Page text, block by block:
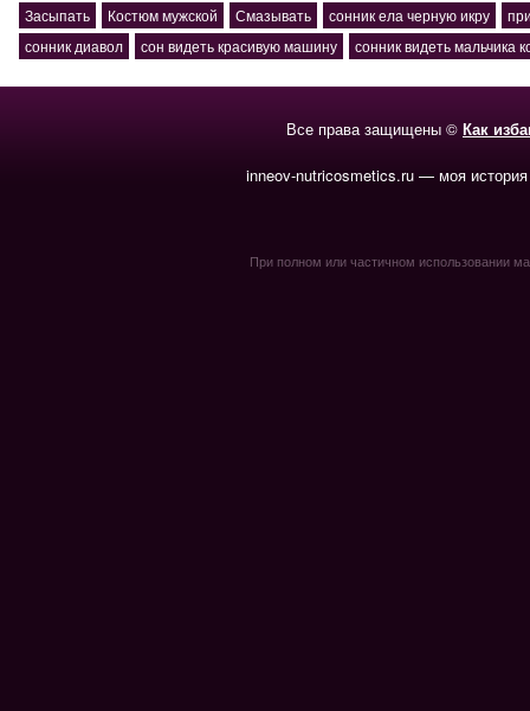
Засыпать
Костюм мужской Смазывать сонник ела черную икру
сонник диавол
сон видеть красивую машину сонник видеть мальчика
Все права защищены © Как
inneov-nutricosmetics.ru — моя
При полном или частичном использовании